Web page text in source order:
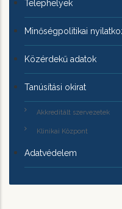
Telephelyek
Minőségpolitikai
Közérdekű adatok
Tanúsítási okirat
Akkreditált szervezetek
Klinikai Központ
Adatvédelem